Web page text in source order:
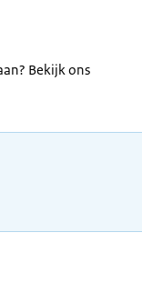
Bekijk ons